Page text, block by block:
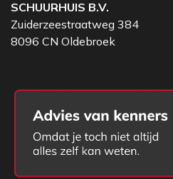
SCHUURHUIS B.V.
Zuiderzeestraatweg 384
8096 CN Oldebroek